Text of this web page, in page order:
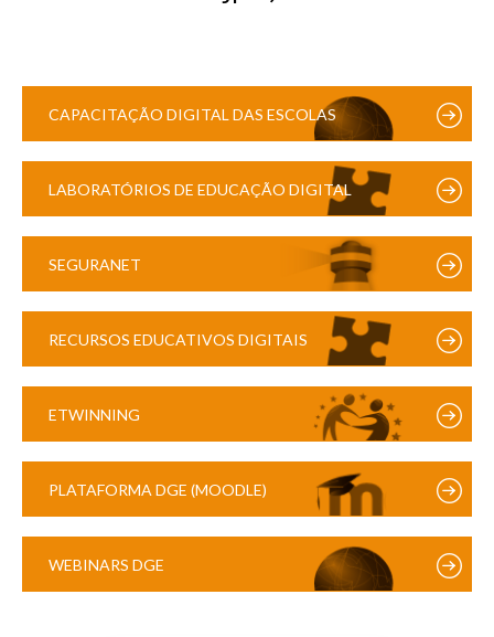
CAPACITAÇÃO DIGITAL DAS ESCOLAS
LABORATÓRIOS DE EDUCAÇÃO DIGITAL
SEGURANET
RECURSOS EDUCATIVOS DIGITAIS
ETWINNING
PLATAFORMA DGE (MOODLE)
WEBINARS DGE